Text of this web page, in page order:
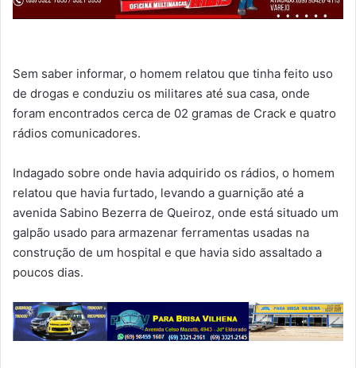
Sem saber informar, o homem relatou que tinha feito uso
de drogas e conduziu os militares até sua casa, onde
foram encontrados cerca de 02 gramas de Crack e quatro
rádios comunicadores.
Indagado sobre onde havia adquirido os rádios, o homem
relatou que havia furtado, levando a guarnição até a
avenida Sabino Bezerra de Queiroz, onde está situado um
galpão usado para armazenar ferramentas usadas na
construção de um hospital e que havia sido assaltado a
poucos dias.